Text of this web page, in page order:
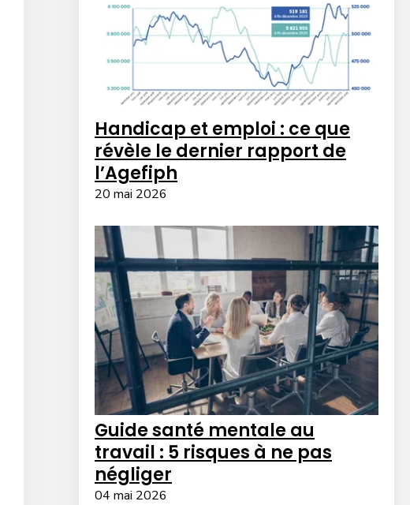
Handicap et emploi : ce que
révèle le dernier rapport de
l’Agefiph
20 mai 2026
Guide santé mentale au
travail : 5 risques à ne pas
négliger
04 mai 2026